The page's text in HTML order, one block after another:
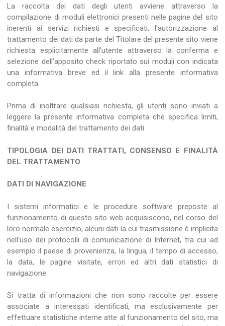
La raccolta dei dati degli utenti avviene attraverso la
compilazione di moduli elettronici presenti nelle pagine del sito
inerenti ai servizi richiesti e specificati; l'autorizzazione al
trattamento dei dati da parte del Titolare del presente sito viene
richiesta esplicitamente all'utente attraverso la conferma e
selezione dell'apposito check riportato sui moduli con indicata
una informativa breve ed il link alla presente informativa
completa.
Prima di inoltrare qualsiasi richiesta, gli utenti sono inviati a
leggere la presente informativa completa che specifica limiti,
finalità e modalità del trattamento dei dati.
TIPOLOGIA DEI DATI TRATTATI, CONSENSO E FINALITÀ
DEL TRATTAMENTO
DATI DI NAVIGAZIONE
I sistemi informatici e le procedure software preposte al
funzionamento di questo sito web acquisiscono, nel corso del
loro normale esercizio, alcuni dati la cui trasmissione è implicita
nell'uso dei protocolli di comunicazione di Internet, tra cui ad
esempio il paese di provenienza, la lingua, il tempo di accesso,
la data, le pagine visitate, errori ed altri dati statistici di
navigazione.
Si tratta di informazioni che non sono raccolte per essere
associate a interessati identificati, ma esclusivamente per
effettuare statistiche interne atte al funzionamento del sito, ma